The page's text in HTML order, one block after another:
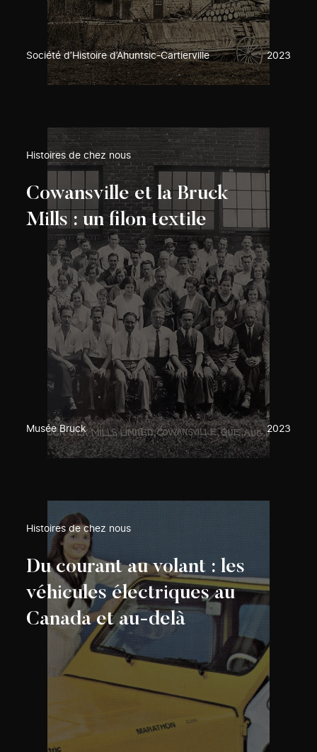
Société d’Histoire d’Ahuntsic-Cartierville 2023
Histoires de chez nous
Cowansville et la Bruck
Mills : un filon textile
Musée Bruck 2023
Histoires de chez nous
Du courant au volant : les
véhicules électriques au
Canada et au-delà